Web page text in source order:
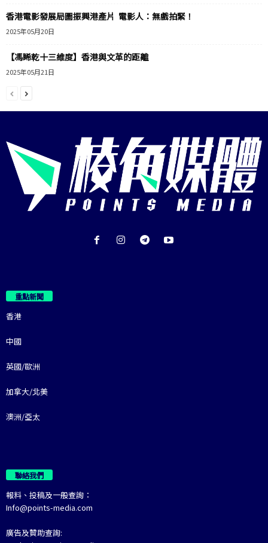
香港電影發展局圖振興港產片 電影人：無戲拍緊！
2025年05月20日
【馮睎乾十三維度】香港與文革的距離
2025年05月21日
重點新聞
香港
中國
英國/歐洲
加拿大/北美
澳洲/亞太
聯絡我們
報料、投稿及一般查詢：
Info@points-media.com
廣告及贊助查詢: